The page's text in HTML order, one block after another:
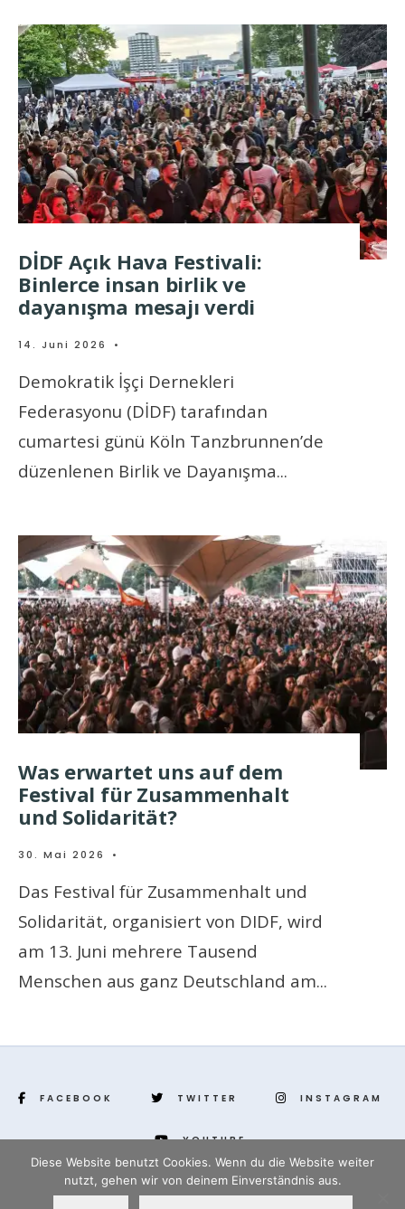
DİDF Açık Hava Festivali:
Binlerce insan birlik ve
dayanışma mesajı verdi
14. Juni 2026 •
Demokratik İşçi Dernekleri
Federasyonu (DİDF) tarafından
cumartesi günü Köln Tanzbrunnen’de
düzenlenen Birlik ve Dayanışma...
Was erwartet uns auf dem
Festival für Zusammenhalt
und Solidarität?
30. Mai 2026 •
Das Festival für Zusammenhalt und
Solidarität, organisiert von DIDF, wird
am 13. Juni mehrere Tausend
Menschen aus ganz Deutschland am...
FACEBOOK TWITTER INSTAGRAM
YOUTUBE
Diese Website benutzt Cookies. Wenn du die Website weiter
nutzt, gehen wir von deinem Einverständnis aus.